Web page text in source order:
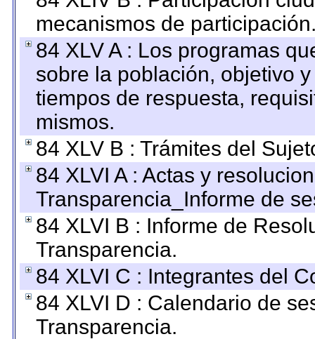
mecanismos de
84 XLV A : Los programas
sobre la población, objetivo
tiempos de respuesta,
mismos.
84 XLV B : Trámites del
84 XLVI A : Actas y
Transparencia_Informe de
84 XLVI B : Informe de
Transparencia.
84 XLVI C : Integrantes del
84 XLVI D : Calendario de
Transparencia.